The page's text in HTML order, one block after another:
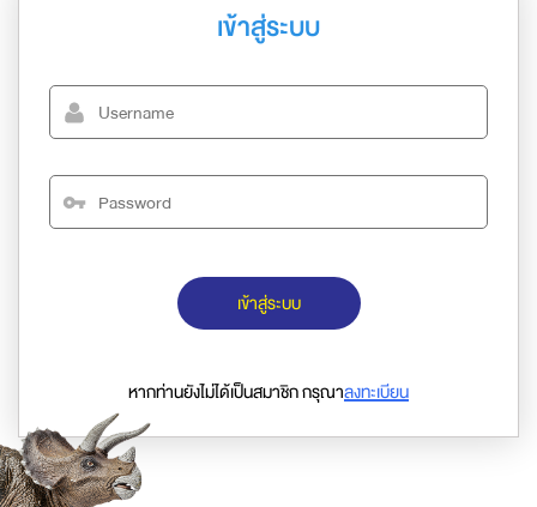
เข้าสู่ระบบ
เข้าสู่ระบบ
หากท่านยังไม่ได้เป็นสมาชิก กรุณาลงทะเบียน